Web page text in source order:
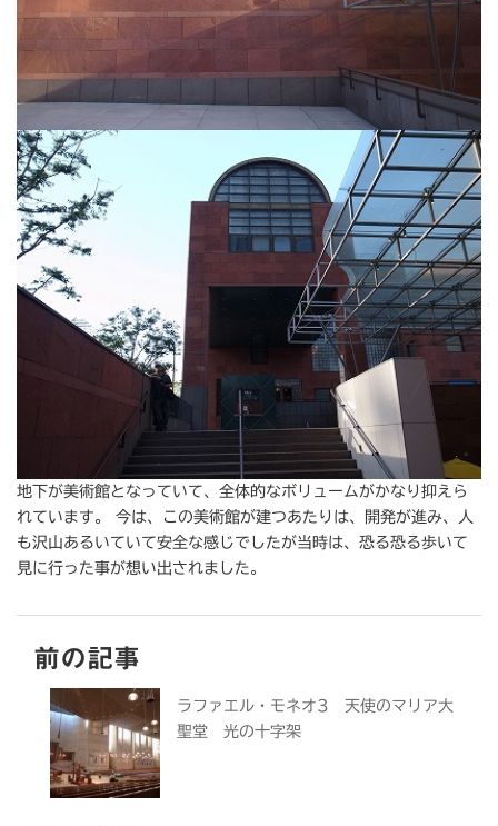
地下が美術館となっていて、全体的なボリュームがかなり抑えら
れています。 今は、この美術館が建つあたりは、開発が進み、人
も沢山あるいていて安全な感じでしたが当時は、恐る恐る歩いて
見に行った事が想い出されました。
前の記事
ラファエル・モネオ3 天使のマリア大
聖堂 光の十字架